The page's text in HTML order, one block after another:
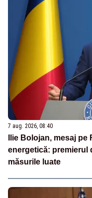
7 aug. 2026, 08:40
Ilie Bolojan, mesaj
energetică: premierul
măsurile luate